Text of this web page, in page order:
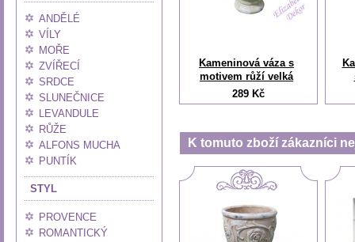
ANDĚLÉ
VÍLY
MOŘE
ZVÍŘECÍ
SRDCE
SLUNEČNICE
LEVANDULE
RŮŽE
ALFONS MUCHA
PUNTÍK
STYL
PROVENCE
ROMANTICKÝ
Kameninová váza s
motivem růží velká
289 Kč
K tomuto zboží zákazníci